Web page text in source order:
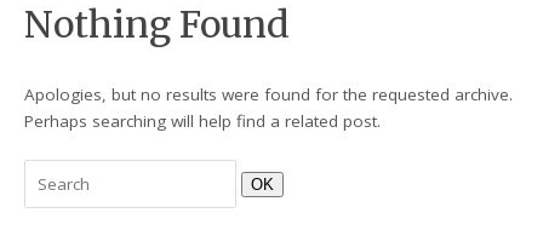
Nothing Found
Apologies, but no results were found for the requested archive.
Perhaps searching will help find a related post.
OK